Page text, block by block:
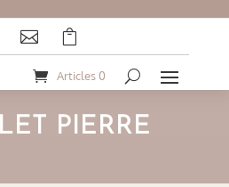
 
Articles 0
PIERRE